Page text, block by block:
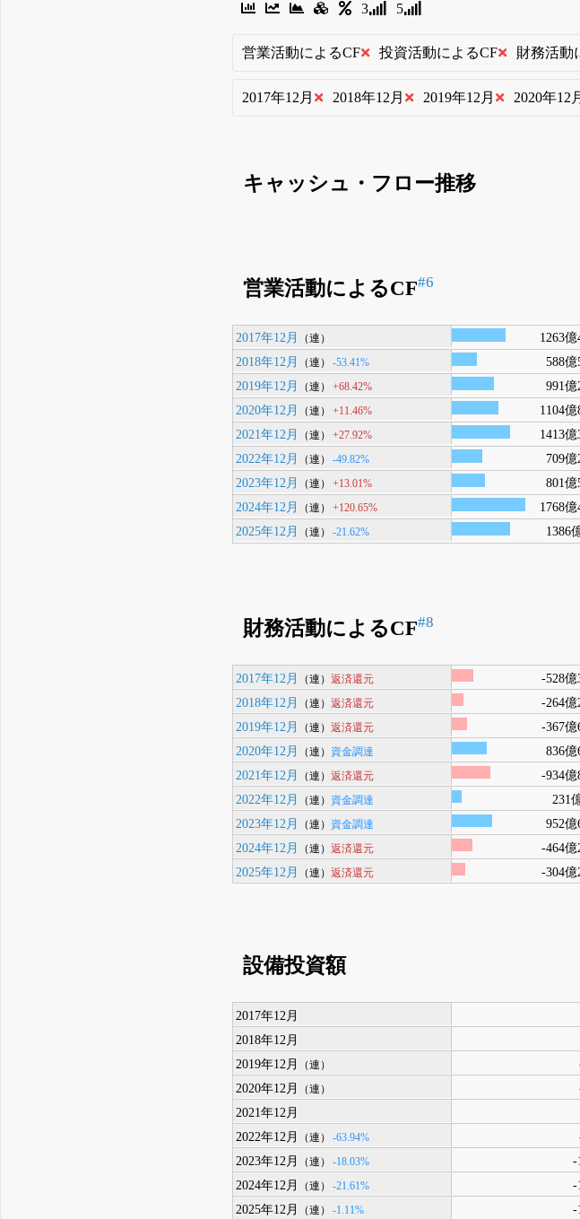
3 5
営業活動によるCF 投資活動によるCF 財務活動
2017年12月 2018年12月 2019年12月 2020年12
キャッシュ・フロー推移
営業活動によるCF#6
2017年12月 （連）
1263
2018年12月
（連） -53.41%
588
2019年12月
（連） +68.42%
991
2020年12月
（連） +11.46%
1104
2021年12月
（連） +27.92%
1413
2022年12月
（連） -49.82%
709
2023年12月
（連） +13.01%
801
2024年12月
（連） +120.65%
1768
2025年12月
（連） -21.62% 1386
財務活動によるCF#8
2017年12月 （連）返済還元
-528億
2018年12月
（連）返済還元
-264億
2019年12月
（連）返済還元
-367億
2020年12月
（連） 資金調達
836
2021年12月
（連）返済還元
-934億
2022年12月
（連） 資金調達
231
2023年12月
（連） 資金調達
952
2024年12月
（連）返済還元
-464億
2025年12月
（連）返済還元 -304億
設備投資額
2017年12月
2018年12月
2019年12月
（連）
2020年12月
（連）
2021年12月
2022年12月
（連） -63.94%
2023年12月
（連） -18.03%
-
2024年12月
（連） -21.61%
-
2025年12月
（連） -1.11% -